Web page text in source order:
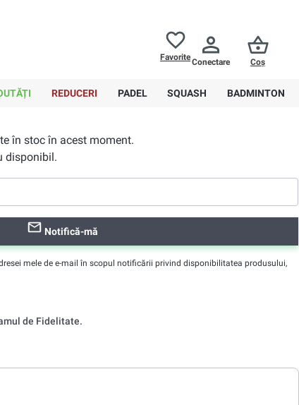
FavoriteConectare Coș
REDUCERI PADEL SQUASH BADMINTON
în stoc în acest moment.
disponibil.
Notifică-mă
mele de e-mail în scopul notificării privind disponibilitatea produsului,
de Fidelitate.